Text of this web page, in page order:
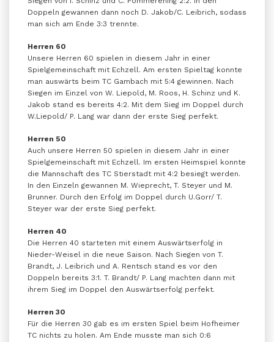
Doppeln gewannen dann noch D. Jakob/C. Leibrich, sodass
man sich am Ende 3:3 trennte.
Herren 60
Unsere Herren 60 spielen in diesem Jahr in einer
Spielgemeinschaft mit Echzell. Am ersten Spieltag konnte
man auswärts beim TC Gambach mit 5:4 gewinnen. Nach
Siegen im Einzel von W. Liepold, M. Roos, H. Schinz und K.
Jakob stand es bereits 4:2. Mit dem Sieg im Doppel durch
W.Liepold/ P. Lang war dann der erste Sieg perfekt.
Herren 50
Auch unsere Herren 50 spielen in diesem Jahr in einer
Spielgemeinschaft mit Echzell. Im ersten Heimspiel konnte
die Mannschaft des TC Stierstadt mit 4:2 besiegt werden.
In den Einzeln gewannen M. Wieprecht, T. Steyer und M.
Brunner. Durch den Erfolg im Doppel durch U.Gorr/ T.
Steyer war der erste Sieg perfekt.
Herren 40
Die Herren 40 starteten mit einem Auswärtserfolg in
Nieder-Weisel in die neue Saison. Nach Siegen von T.
Brandt, J. Leibrich und A. Rentsch stand es vor den
Doppeln bereits 3:1. T. Brandt/ P. Lang machten dann mit
ihrem Sieg im Doppel den Auswärtserfolg perfekt.
Herren 30
Für die Herren 30 gab es im ersten Spiel beim Hofheimer
TC nichts zu holen. Am Ende musste man sich 0:6